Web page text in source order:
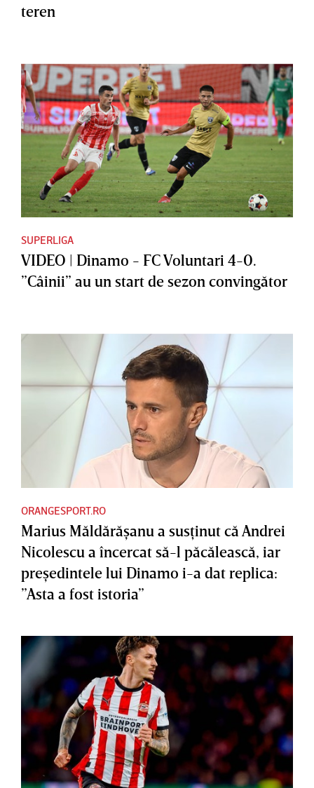
teren
SUPERLIGA
VIDEO | Dinamo - FC Voluntari 4-0.
”Câinii” au un start de sezon convingător
ORANGESPORT.RO
Marius Măldărăşanu a susţinut că Andrei
Nicolescu a încercat să-l păcălească, iar
preşedintele lui Dinamo i-a dat replica:
”Asta a fost istoria”